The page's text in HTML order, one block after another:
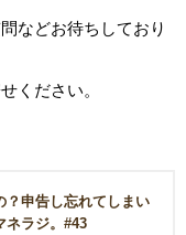
などお待ちしており
ください。
？申告し忘れてしまい
ネラジ。#43